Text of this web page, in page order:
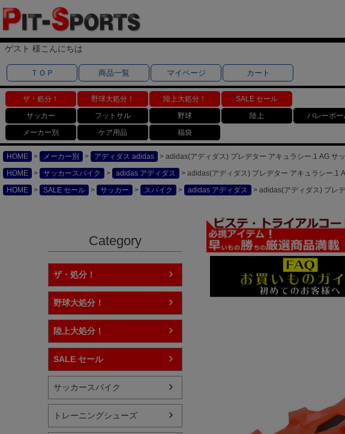
ゲスト 様こんにちは
ＴＯＰ 商品一覧 マイページ カート
ザ・処分！ 野球大処分！ 陸上大処分！
SALE セール
サッカー
フットサル 野球 陸上 バレーボー
メーカー別
ケア用品 福袋
HOME メーカー別 アディダス adidas
adidas(アディダス) プレデター アキュラシー.1 AG サ
HOME
サッカースパイク adidas アディダス
adidas(アディダス) プレデター アキュラシー.1
HOME
SALE セール サッカー スパイク adidas アディダス adidas(アディダス) プレ
Category
ザ・処分！
野球大処分！
陸上大処分！
SALE セール
サッカースパイク
トレーニングシューズ